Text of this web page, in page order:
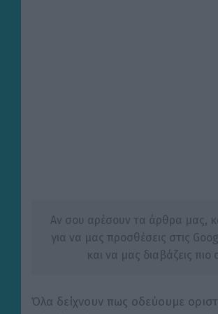
Αν σου αρέσουν τα άρθρα μας,
για να μας προσθέσεις στις
και να μας διαβάζεις πιο
Όλα δείχνουν πως οδεύουμε